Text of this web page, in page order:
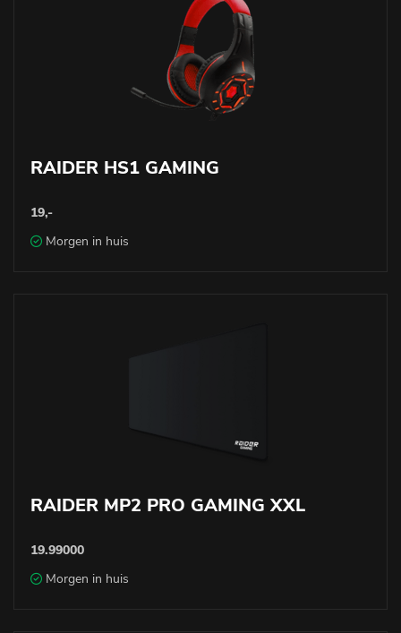
RAIDER HS1 GAMING
19,-
Morgen in huis
RAIDER MP2 PRO GAMING XXL
19.99000
Morgen in huis